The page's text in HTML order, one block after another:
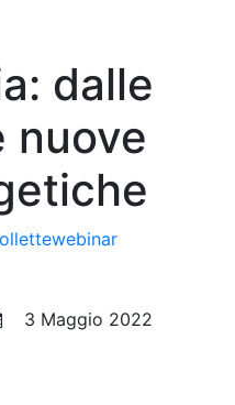
dalle
nuove
webinar
3 Maggio 2022